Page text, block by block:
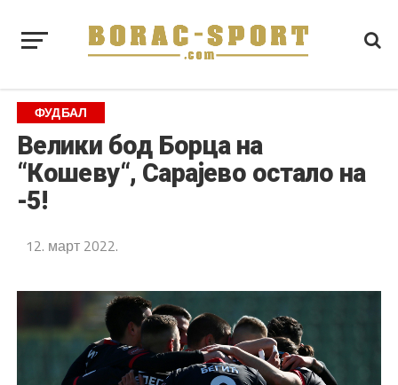
ФУДБАЛ
Велики бод Борца на
“Кошеву“, Сарајево остало на
-5!
12. март 2022.